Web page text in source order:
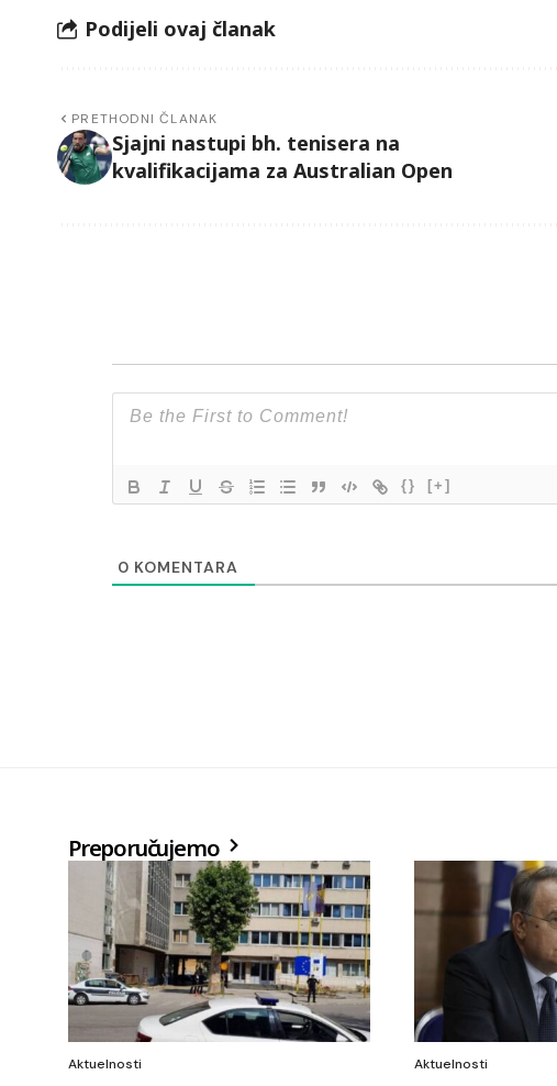
Podijeli ovaj članak
PRETHODNI ČLANAK
Sjajni nastupi bh. tenisera na
kvalifikacijama za Australian Open
{} [+]
0 KOMENTARA
Preporučujemo
Aktuelnosti Aktuelnosti